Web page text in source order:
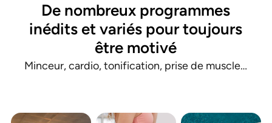
De nombreux programmes
inédits et variés pour toujours
être motivé
Minceur, cardio, tonification, prise de muscle…